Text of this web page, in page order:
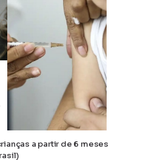
a partir de 6 meses